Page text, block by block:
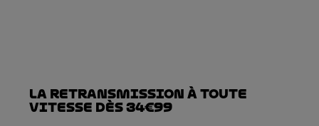
La retransmission à toute
vitesse dès 34€99